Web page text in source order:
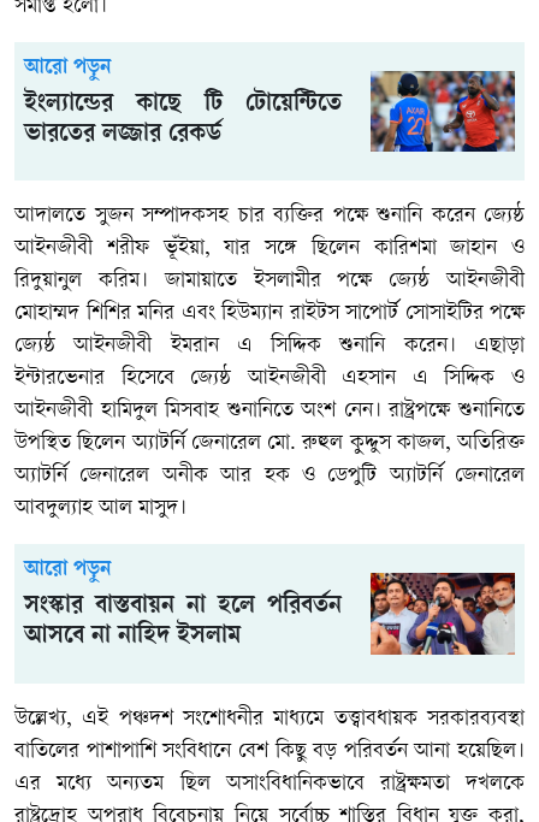
সমাপ্ত হলো।
আরো পড়ুন
ইংল্যান্ডের কাছে টি টোয়েন্টিতে
ভারতের লজ্জার রেকর্ড
আদালতে সুজন সম্পাদকসহ চার ব্যক্তির পক্ষে শুনানি করেন জ্যেষ্ঠ
আইনজীবী শরীফ ভূঁইয়া, যার সঙ্গে ছিলেন কারিশমা জাহান ও
রিদুয়ানুল করিম। জামায়াতে ইসলামীর পক্ষে জ্যেষ্ঠ আইনজীবী
মোহাম্মদ শিশির মনির এবং হিউম্যান রাইটস সাপোর্ট সোসাইটির পক্ষে
জ্যেষ্ঠ আইনজীবী ইমরান এ সিদ্দিক শুনানি করেন। এছাড়া
ইন্টারভেনার হিসেবে জ্যেষ্ঠ আইনজীবী এহসান এ সিদ্দিক ও
আইনজীবী হামিদুল মিসবাহ শুনানিতে অংশ নেন। রাষ্ট্রপক্ষে শুনানিতে
উপস্থিত ছিলেন অ্যাটর্নি জেনারেল মো. রুহুল কুদ্দুস কাজল, অতিরিক্ত
অ্যাটর্নি জেনারেল অনীক আর হক ও ডেপুটি অ্যাটর্নি জেনারেল
আবদুল্যাহ আল মাসুদ।
আরো পড়ুন
সংস্কার বাস্তবায়ন না হলে পরিবর্তন
আসবে না নাহিদ ইসলাম
উল্লেখ্য, এই পঞ্চদশ সংশোধনীর মাধ্যমে তত্ত্বাবধায়ক সরকারব্যবস্থা
বাতিলের পাশাপাশি সংবিধানে বেশ কিছু বড় পরিবর্তন আনা হয়েছিল।
এর মধ্যে অন্যতম ছিল অসাংবিধানিকভাবে রাষ্ট্রক্ষমতা দখলকে
রাষ্ট্রদ্রোহ অপরাধ বিবেচনায় নিয়ে সর্বোচ্চ শাস্তির বিধান যুক্ত করা,